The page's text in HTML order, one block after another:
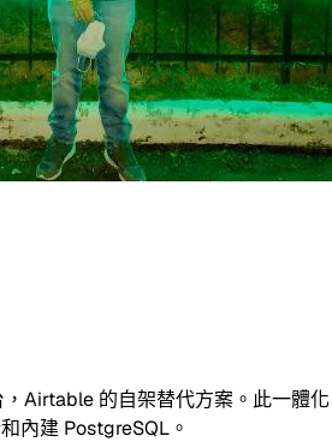
Airtable 的自架替代方案。此一體化
內建 PostgreSQL。